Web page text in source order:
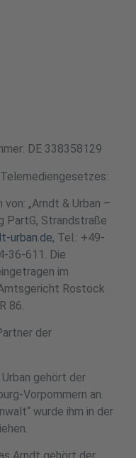
DE 338358129
„Arndt & Urban –
PartG, Strandstraße
urban.de, Tel.: +49-
36-611. Die
im
Rostock
86.
der
gehört der
Vorpommern an.
wurde ihm in der